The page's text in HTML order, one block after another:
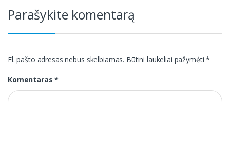
Parašykite komentarą
El. pašto adresas nebus skelbiamas. Būtini laukeliai pažymėti*
Komentaras*